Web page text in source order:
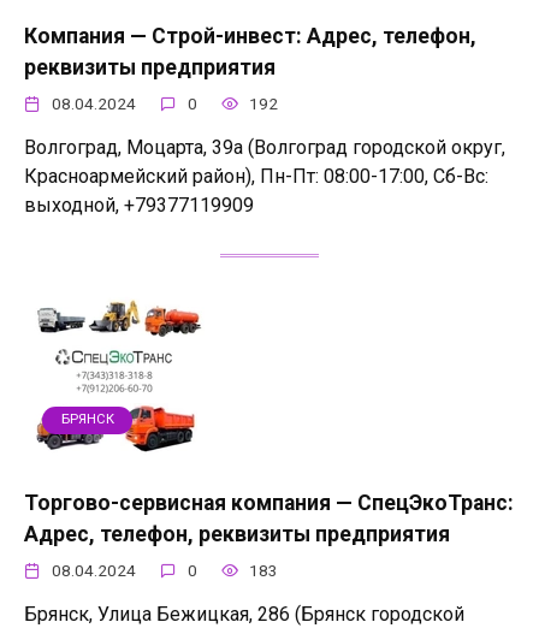
Компания — Строй-инвест: Адрес, телефон,
реквизиты предприятия
08.04.2024 0 192
Волгоград, Моцарта, 39а (Волгоград городской округ,
Красноармейский район), Пн-Пт: 08:00-17:00, Сб-Вс:
выходной, +79377119909
БРЯНСК
Торгово-сервисная компания — СпецЭкоТранс:
Адрес, телефон, реквизиты предприятия
08.04.2024 0 183
Брянск, Улица Бежицкая, 286 (Брянск городской